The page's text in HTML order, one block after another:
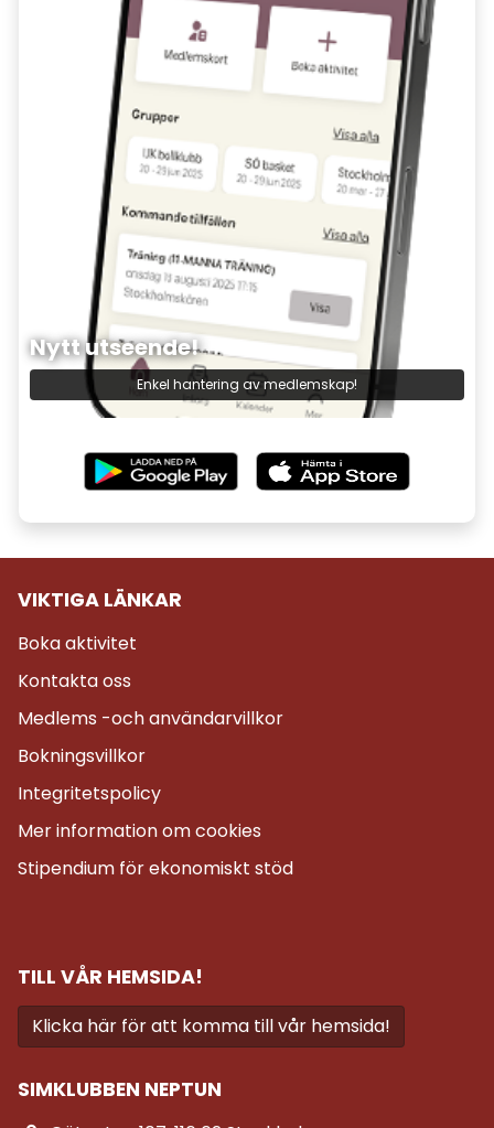
Nytt utseende!
Enkel hantering av medlemskap!
VIKTIGA LÄNKAR
Boka aktivitet
Kontakta oss
Medlems -och användarvillkor
Bokningsvillkor
Integritetspolicy
Mer information om cookies
Stipendium för ekonomiskt stöd
TILL VÅR HEMSIDA!
Klicka här för att komma till vår hemsida!
SIMKLUBBEN NEPTUN